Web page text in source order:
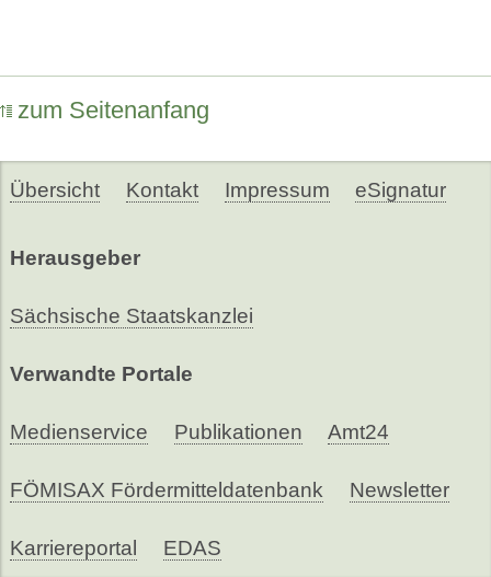
zum Seitenanfang
Übersicht Kontakt Impressum eSignatur
Herausgeber
Sächsische Staatskanzlei
Verwandte Portale
Medienservice Publikationen Amt24
FÖMISAX Fördermitteldatenbank Newsletter
Karriereportal EDAS